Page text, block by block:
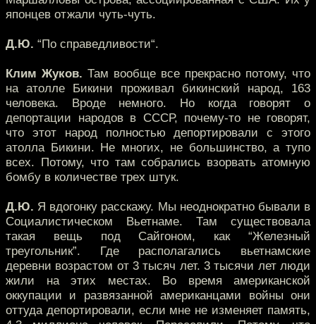
японцев отжали чуть-чуть.
Д.Ю. “По справедливости“.
Клим Жуков. Там вообще все прекрасно потому, что
на атолле Бикини проживал бикинский народ, 163
человека. Вроде немного. Но когда говорят о
депортации народов в СССР, почему-то не говорят,
что этот народ полностью депортировали с этого
атолла Бикини. Не многих, не большинство, а тупо
всех. Потому, что там собрались взорвать атомную
бомбу в количестве трех штук.
Д.Ю. Я вдогонку расскажу. Мы неоднократно бывали в
Социалистическом Вьетнаме. Там существовала
такая вещь под Сайгоном, как “Железный
треугольник”. Где располагались вьетнамские
деревни возрастом от 3 тысяч лет. 3 тысячи лет люди
жили на этих местах. Во время американской
оккупации и развязанной американцами войны они
оттуда депортировали, если мне не изменяет память,